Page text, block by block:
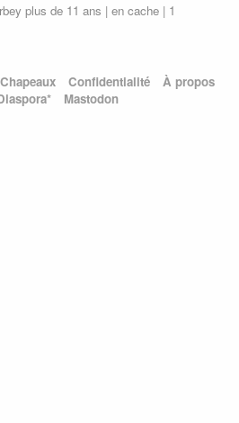
plus de 11 ans | en cache | 1
Chapeaux Confidentialité
À propos
Mastodon